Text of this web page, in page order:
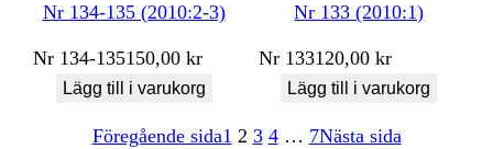
Nr 134-135 (2010:2-3)
Nr 134-135150,00kr
Lägg till i varukorg
Nr 133 (2010:1)
Nr 133120,00kr
Lägg till i varukorg
Föregående sida1 2 3 4 … 7Nästa sida